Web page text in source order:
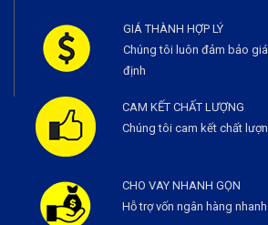
GIÁ THÀNH HỢP LÝ
Chúng tôi luôn đảm bảo
định
CAM KẾT CHẤT LƯỢNG
Chúng tôi cam kết chất
CHO VAY NHANH GỌN
Hỗ trợ vốn ngân hàng